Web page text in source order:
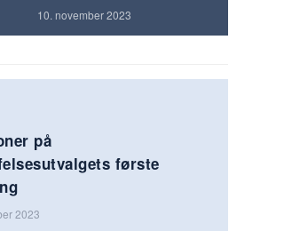
10. november 2023
på
første
2023